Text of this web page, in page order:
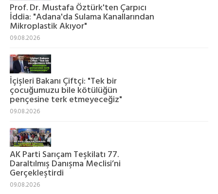
Prof. Dr. Mustafa Öztürk'ten Çarpıcı
İddia: "Adana'da Sulama Kanallarından
Mikroplastik Akıyor"
09.08.2026
İçişleri Bakanı Çiftçi: "Tek bir
çocuğumuzu bile kötülüğün
pençesine terk etmeyeceğiz"
09.08.2026
AK Parti Sarıçam Teşkilatı 77.
Daraltılmış Danışma Meclisi’ni
Gerçekleştirdi
09.08.2026